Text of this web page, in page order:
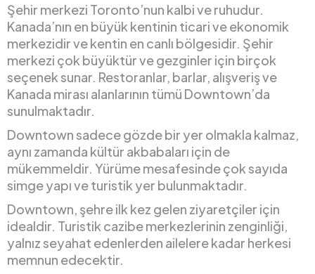
Şehir merkezi Toronto’nun kalbi ve ruhudur.
Kanada’nın en büyük kentinin ticari ve ekonomik
merkezidir ve kentin en canlı bölgesidir. Şehir
merkezi çok büyüktür ve gezginler için birçok
seçenek sunar. Restoranlar, barlar, alışveriş ve
Kanada mirası alanlarının tümü Downtown’da
sunulmaktadır.
Downtown sadece gözde bir yer olmakla kalmaz,
aynı zamanda kültür akbabaları için de
mükemmeldir. Yürüme mesafesinde çok sayıda
simge yapı ve turistik yer bulunmaktadır.
Downtown, şehre ilk kez gelen ziyaretçiler için
idealdir. Turistik cazibe merkezlerinin zenginliği,
yalnız seyahat edenlerden ailelere kadar herkesi
memnun edecektir.